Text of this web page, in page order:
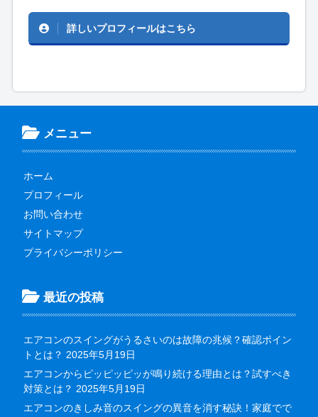
詳しいプロフィールはこちら
メニュー
ホーム
プロフィール
お問い合わせ
サイトマップ
プライバシーポリシー
最近の投稿
エアコンのスイングがうるさいのは故障の兆候？確認ポイン
トとは？ 2025年5月19日
エアコンからピッピッピッが鳴り続ける理由とは？試すべき
対策とは？ 2025年5月19日
エアコンのきしみ音のスイングの異音を消す秘訣！家庭でで